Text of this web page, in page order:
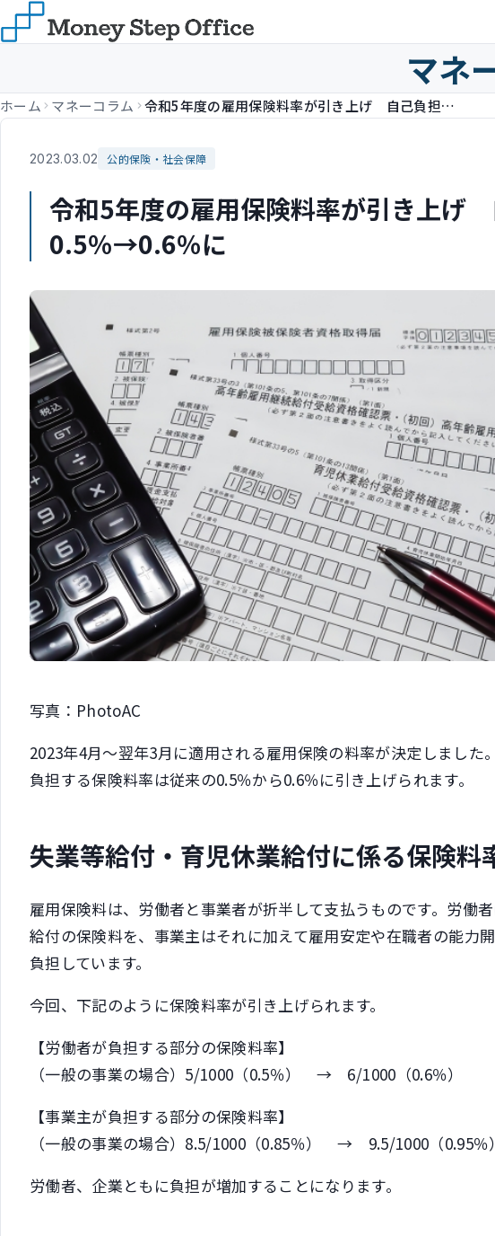
マネ
ホーム マネーコラム 令和5年度の雇用保険料率が引き上げ 自己負担は0.5％→0.6％に
2023.03.02 公的保険・社会保障
令和5年度の雇用保険料率が引き上げ
0.5％→0.6％に
写真：PhotoAC
2023年4月～翌年3月に適用される雇用保険の料率が決定しました
負担する保険料率は従来の0.5％から0.6％に引き上げられます。
失業等給付・育児休業給付に係る保険料
雇用保険料は、労働者と事業者が折半して支払うものです。労働
給付の保険料を、事業主はそれに加えて雇用安定や在職者の能力
負担しています。
今回、下記のように保険料率が引き上げられます。
【労働者が負担する部分の保険料率】
（一般の事業の場合）5/1000（0.5％） → 6/1000（0.6％）
【事業主が負担する部分の保険料率】
（一般の事業の場合）8.5/1000（0.85％） → 9.5/1000（0.95％）
労働者、企業ともに負担が増加することになります。